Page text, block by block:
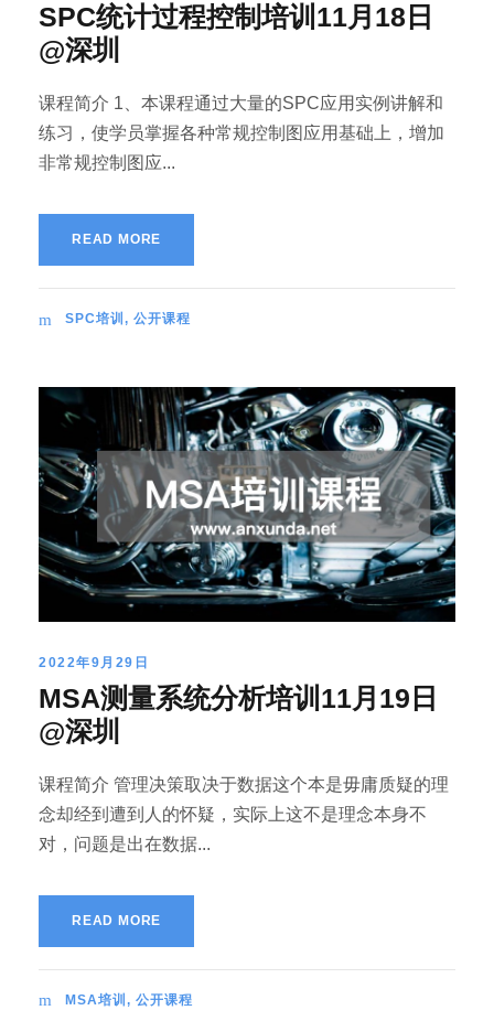
SPC统计过程控制培训11月18日
@深圳
课程简介 1、本课程通过大量的SPC应用实例讲解和
练习，使学员掌握各种常规控制图应用基础上，增加
非常规控制图应...
READ MORE
SPC培训 , 公开课程
2022年9月29日
MSA测量系统分析培训11月19日
@深圳
课程简介 管理决策取决于数据这个本是毋庸质疑的理
念却经到遭到人的怀疑，实际上这不是理念本身不
对，问题是出在数据...
READ MORE
MSA培训 , 公开课程